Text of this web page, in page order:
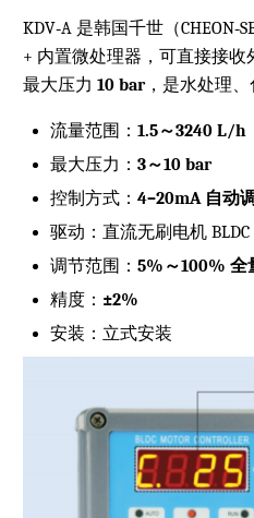
KDV‑A 是韩国千世（
+ 内置微处理器，可直接接收
最大压力10 bar，是水处理
流量范围：1.5～3240 L/h
最大压力：3～10 bar
控制方式：4–20mA 自动
驱动：直流无刷电机 BLDC
调节范围：5%～100% 全
精度： ±2%
安装：立式安装